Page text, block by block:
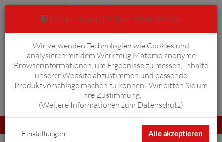
Anmelden Warenkorb 0
umschalten
Einstellungen für Ihre Privatsphäre
Wir verwenden Technologien wie Cookies und
analysieren mit dem Werkzeug Matomo anonyme
Browserinformationen, um Ergebnisse zu messen, Inhalte
unserer Website abzustimmen und passende
Produktvorschläge machen zu können. Wir bitten Sie um
Ihre Zustimmung.
(Weitere Informationen zum Datenschutz)
Alle akzeptieren
Einstellungen